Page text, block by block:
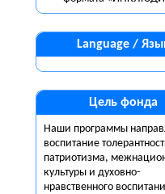
Language /
Цель фонда
Наши программы
воспитание
патриотизма,
культуры и духовно-
нравственного